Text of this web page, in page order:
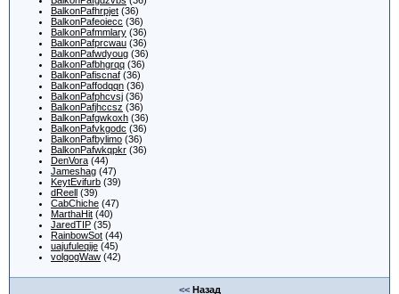
BalkonPafhrpjet (36)
BalkonPafeoiecc (36)
BalkonPafmmlary (36)
BalkonPafprcwau (36)
BalkonPafwdyoug (36)
BalkonPafbhgrqq (36)
BalkonPafiscnaf (36)
BalkonPaffodqqn (36)
BalkonPafphcvsj (36)
BalkonPafjhccsz (36)
BalkonPafgwkoxh (36)
BalkonPafvkgodc (36)
BalkonPafbylimo (36)
BalkonPafwkqpkr (36)
DenVora (44)
Jameshag (47)
KeytEvifurb (39)
dReell (39)
CabChiche (47)
MarthaHit (40)
JaredTIP (35)
RainbowSot (44)
uajufuleqije (45)
volgogWaw (42)
<< Назад